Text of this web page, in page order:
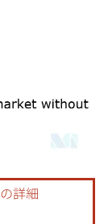
が必要です。